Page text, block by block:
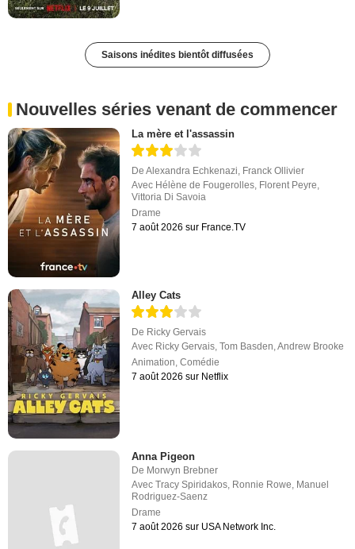
Saisons inédites bientôt diffusées
Nouvelles séries venant de commencer
La mère et l'assassin
DeAlexandra Echkenazi Franck Ollivier
Avec Hélène de Fougerolles Florent Peyre
Vittoria Di Savoia
Drame
7 août 2026 sur France.TV
Alley Cats
De Ricky Gervais
Avec Ricky Gervais,Tom Basden,Andrew Brooke
Animation,Comédie
7 août 2026 sur Netflix
Anna Pigeon
De Morwyn Brebner
AvecTracy Spiridakos, Ronnie Rowe, Manuel
Rodriguez-Saenz
Drame
7 août 2026 sur USA Network Inc.